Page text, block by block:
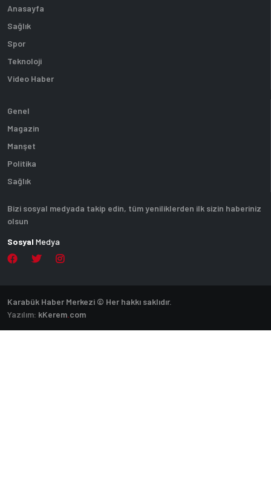
Anasayfa
Sağlık
Spor
Teknoloji
Video Haber
Genel
Magazin
Manşet
Politika
Sağlık
Bizi sosyal medyada takip edin, tüm yeniliklerden ilk sizin haberiniz
olsun
Sosyal Medya
Karabük Haber Merkezi © Her hakkı saklıdır.
Yazılım: kKerem.com